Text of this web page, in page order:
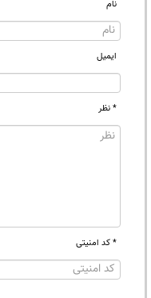
نام
ایمیل
* نظر
* کد امنیتی